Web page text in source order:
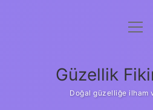
Anasayfa
Yasal
Güzellik
Doğal güzelliğe ilham